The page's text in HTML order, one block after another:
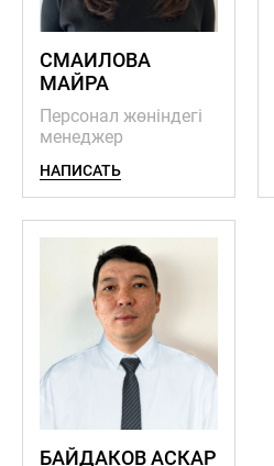
СМАИЛОВА
МАЙРА
Персонал жөніндегі
менеджер
НАПИСАТЬ
БАЙДАКОВ АСКАР